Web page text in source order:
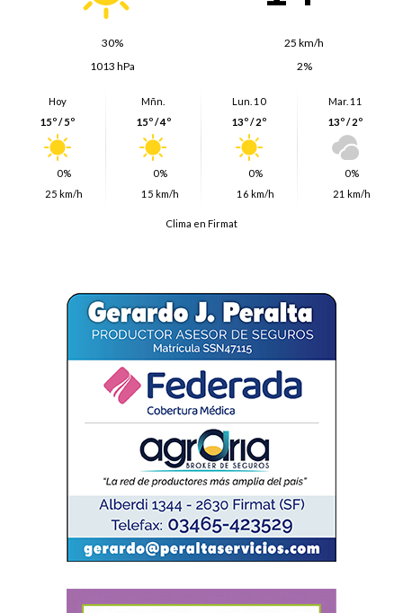
30%
25 km/h
1013 hPa
2%
Hoy
15º / 5º
0%
25 km/h
Mñn.
15º / 4º
0%
15 km/h
Lun. 10
13º / 2º
0%
16 km/h
Mar. 11
13º / 2º
0%
21 km/h
Clima en Firmat